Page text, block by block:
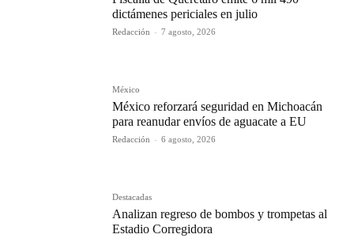
dictámenes periciales en julio
Redacción - 7 agosto, 2026
México
México reforzará seguridad en Michoacán
para reanudar envíos de aguacate a EU
Redacción - 6 agosto, 2026
Destacadas
Analizan regreso de bombos y trompetas al
Estadio Corregidora